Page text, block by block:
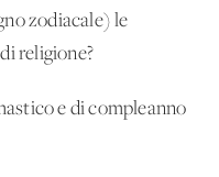
zodiacale) le
religione?
e di compleanno